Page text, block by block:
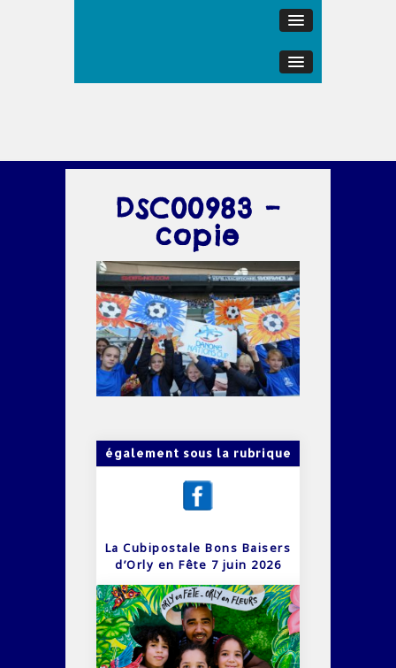
DSC00983 –
copie
également sous la rubrique
La Cubipostale Bons Baisers
d’Orly en Fête 7 juin 2026